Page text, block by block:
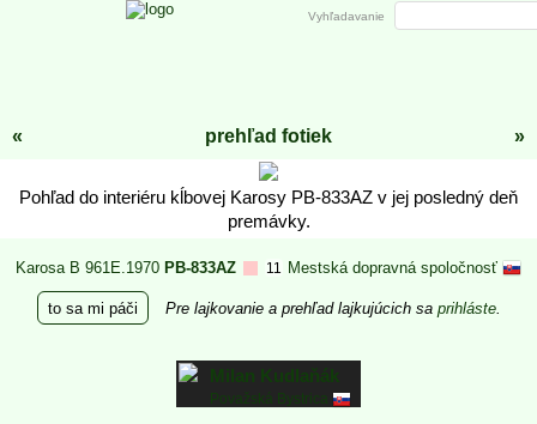
« prehľad fotiek »
Pohľad do interiéru kĺbovej Karosy PB-833AZ v jej posledný deň
premávky.
Karosa B 961E.1970 PB-833AZ 11 Mestská dopravná spoločnosť
to sa mi páči Pre lajkovanie a prehľad lajkujúcich sa prihláste.
Milan Kudlaňák
Považská Bystrica
Vyhľadavanie